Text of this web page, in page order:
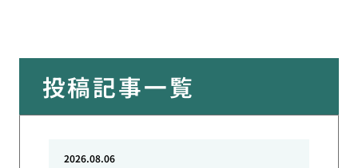
投稿記事一覧
2026.08.06